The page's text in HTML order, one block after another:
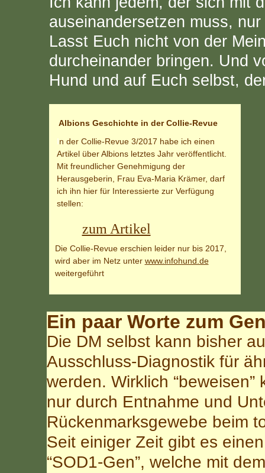
auseinandersetzen muss,
Lasst Euch nicht von der
durcheinander bringen. Und
Hund und auf Euch selbst,
Albions Geschichte in der Collie-Revue
In der Collie-Revue 3/2017 habe ich einen
Artikel über Albions letztes Jahr veröffentlicht.
Mit freundlicher Genehmigung der
Herausgeberin, Frau Eva-Maria Krämer, darf
ich ihn hier für Interessierte zur Verfügung
stellen:
zum Artikel
Die Collie-Revue erschien leider nur bis 2017,
wird aber im Netz unter www.infohund.de
weitergeführt.
Ein paar Worte zum
Die DM selbst kann bisher
Ausschluss-Diagnostik für
werden. Wirklich
nur durch Entnahme und
Rückenmarksgewebe beim
Seit einiger Zeit gibt es
“SOD1-Gen”, welche mit